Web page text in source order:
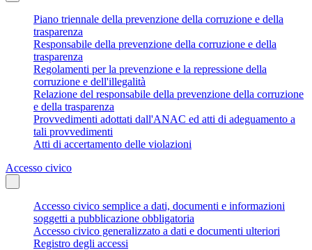
Piano triennale della prevenzione della corruzione e della
trasparenza
Responsabile della prevenzione della corruzione e della
trasparenza
Regolamenti per la prevenzione e la repressione della
corruzione e dell'illegalità
Relazione del responsabile della prevenzione della corruzione
e della trasparenza
Provvedimenti adottati dall'ANAC ed atti di adeguamento a
tali provvedimenti
Atti di accertamento delle violazioni
Accesso civico
Accesso civico semplice a dati, documenti e informazioni
soggetti a pubblicazione obbligatoria
Accesso civico generalizzato a dati e documenti ulteriori
Registro degli accessi